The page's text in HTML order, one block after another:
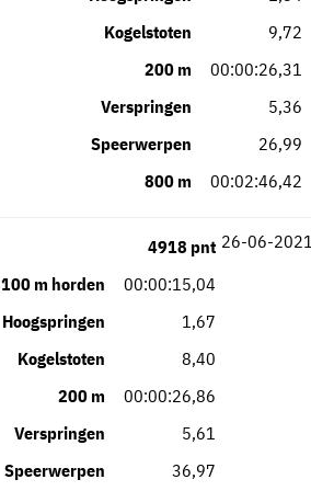
Kogelstoten
9,72
200 m
00:00:26,31
Verspringen
5,36
Speerwerpen
26,99
800 m
00:02:46,42
4918 pnt
100 m horden
00:00:15,04
Hoogspringen
1,67
Kogelstoten
8,40
200 m
00:00:26,86
Verspringen
5,61
Speerwerpen
36,97
26-06-2021